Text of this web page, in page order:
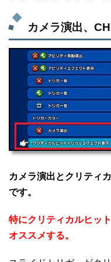
カメラ演出、
カメラ演出とクリティ
です。
特にクリティカルヒッ
オススメする。